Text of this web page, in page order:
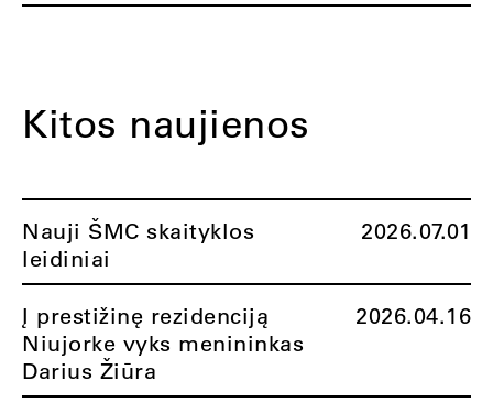
Kitos naujienos
Nauji ŠMC skaityklos
leidiniai
2026.07.01
Į prestižinę rezidenciją
Niujorke vyks menininkas
Darius Žiūra
2026.04.16